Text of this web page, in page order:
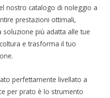
nostro catalogo di noleggio a
prestazioni ottimali,
soluzione più adatta alle tue
e trasforma il tuo
perfettamente livellato a
per prato è lo strumento